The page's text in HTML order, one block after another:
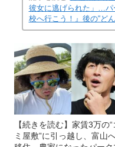
記事を読む 俳優転身も
彼女に逃げられた」…
校へ行こう！』後の“どん